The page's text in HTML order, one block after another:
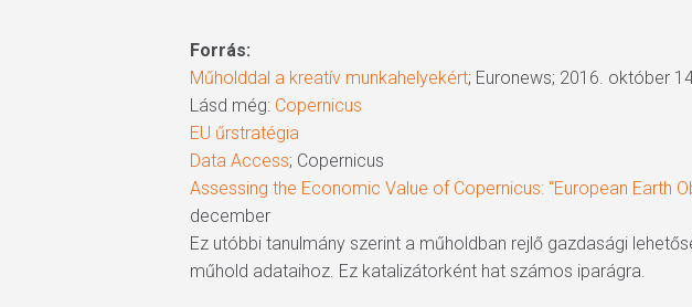
Forrás:
Műholddal a kreatív munkahelyekért; Euronews; 2016. október
Lásd még: Copernicus
EU űrstratégia
Data Access; Copernicus
Assessing the Economic Value of Copernicus: “European Earth
december
Ez utóbbi tanulmány szerint a műholdban rejlő gazdasági
műhold adataihoz. Ez katalizátorként hat számos iparágra.